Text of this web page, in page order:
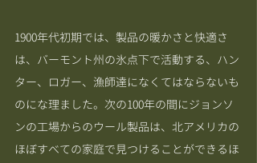
1900年代初期では、製品の暖かさと快適さ
は、バーモント州の氷点下で活動する、ハン
ター、ロガー、漁師達になくてはならないも
のにな理ました。次の100年の間にジョンソ
ンの工場からのウール製品は、北アメリカの
ほぼすべての家庭で見つけることができるほ